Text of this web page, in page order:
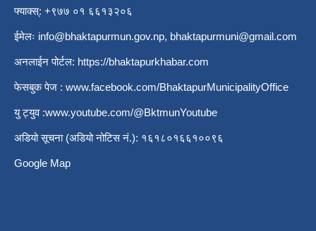
फ्याक्स्: +९७७ ०१ ६६१३२०६
ईमेलः info@bhaktapurmun.gov.np, bhaktapurmuni@gmail.com
अनलाईन पोर्टल: https://bhaktapurkhabar.com
फेसबुक पेज : www.facebook.com/BhaktapurMunicipalityOffice
यु ट्युव :www.youtube.com/@BktmunYoutube
अडियो सूचना (अडियो नोटिस नं.): १६१८०१६६१००९६
Google Map